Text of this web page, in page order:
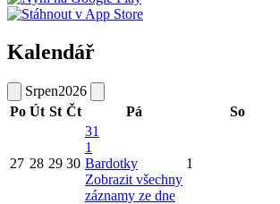
Kalendář
Srpen2026
Po Út St Čt Pá So
27 28 29 30
31
1
Bardotky
Zobrazit všechny
záznamy ze dne
1